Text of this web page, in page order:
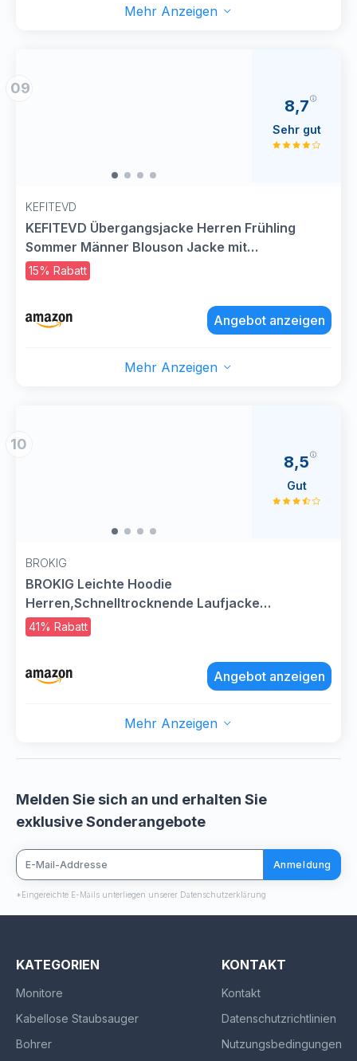
Mehr Anzeigen
09
KEFITEVD
KEFITEVD Übergangsjacke Herren Frühling
Sommer Männer Blouson Jacke mit
Reißverschluss Taschen College Jacke Leichte
Herrenjacke Schwarz XL
15% Rabatt
8,7
Sehr gut
Angebot anzeigen
Mehr Anzeigen
10
BROKIG
BROKIG Leichte Hoodie
Herren,Schnelltrocknende Laufjacke
Atmungsaktives Kapuzenpullover
Trainingsjacke mit
Reißverschluss(Dunkelgrau,L)
41% Rabatt
8,5
Gut
Angebot anzeigen
Mehr Anzeigen
Melden Sie sich an und erhalten Sie
exklusive Sonderangebote
Anmeldung
*Eingereichte E-Mails unterliegen unserer Datenschutzerklärung
KATEGORIEN
Monitore
Kabellose Staubsauger
Bohrer
KONTAKT
Kontakt
Datenschutzrichtlinien
Nutzungsbedingungen